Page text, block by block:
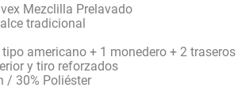
Mezclilla Prelavado
tradicional
americano + 1 monedero + 2 traseros
y tiro reforzados
/ 30% Poliéster